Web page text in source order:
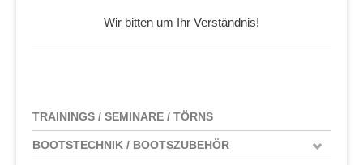
Wir bitten um Ihr Verständnis!
TRAININGS / SEMINARE / TÖRNS
BOOTSTECHNIK / BOOTSZUBEHÖR